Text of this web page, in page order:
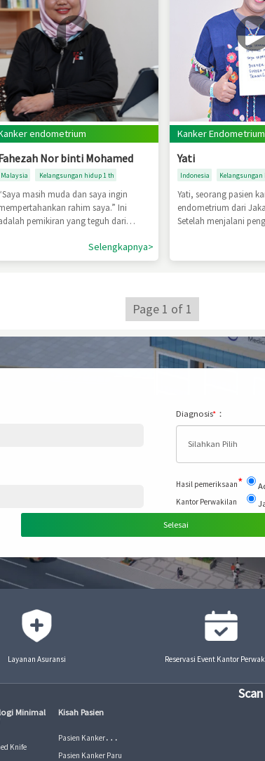
endometrium
Nor binti Mohamed
Malaysia Kelangsungan hidup 1 th
masih muda dan saya ingin
rahim saya.” Ini
pemikiran yang teguh dari
didiagnosis kanker endometrium.
histerektomi,pergiberobatke
Selengkapnya>
Kanker Endometrium
Yati
Indonesia Kelangsungan
Yati, seorang pasien
endometrium dari
Setelah menjalani
Stamford Modern
Guangzhou,
Page 1 of 1
Diagnosis*：
Silahkan Pilih
Hasil pemeriksaan*
Kantor Perwakilan
Layanan Asuransi Reservasi Event Kantor
Minimal
Knife
Kisah Pasien
Pasien Kanker
Payudara
Pasien Kanker Paru